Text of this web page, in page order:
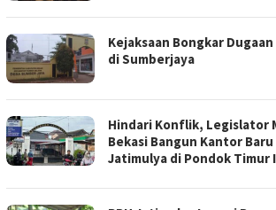
Kejaksaan Bongkar
di Sumberjaya
Hindari Konflik, Legislator
Bekasi Bangun Kantor
Jatimulya di Pondok Timur